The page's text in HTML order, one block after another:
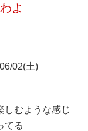
よ
02(土)
しむような感じ
てる